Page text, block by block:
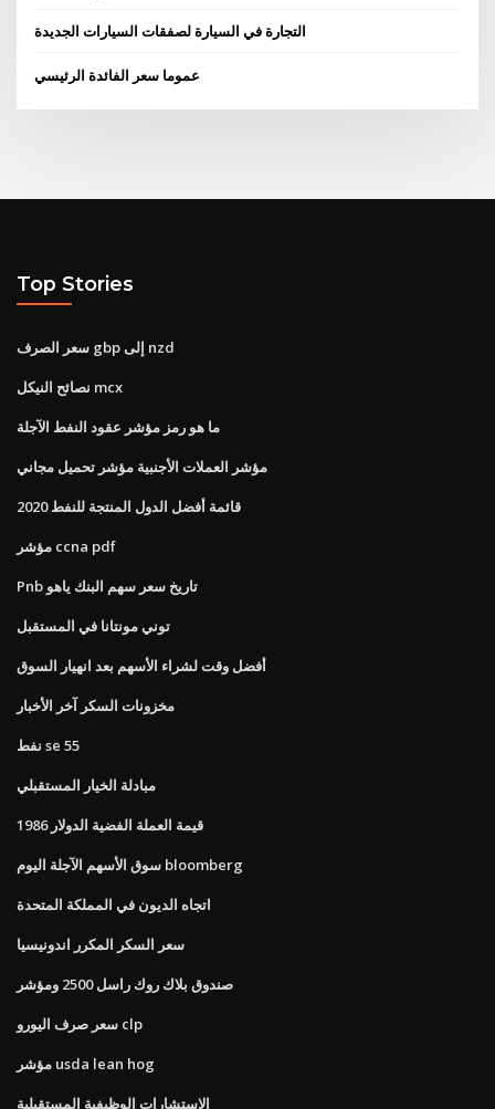
التجارة في السيارة لصفقات السيارات الجديدة
عموما سعر الفائدة الرئيسي
Top Stories
سعر الصرف gbp إلى nzd
نصائح النيكل mcx
ما هو رمز مؤشر عقود النفط الآجلة
مؤشر العملات الأجنبية مؤشر تحميل مجاني
قائمة أفضل الدول المنتجة للنفط 2020
مؤشر ccna pdf
Pnb تاريخ سعر سهم البنك ياهو
توني مونتانا في المستقبل
أفضل وقت لشراء الأسهم بعد انهيار السوق
مخزونات السكر آخر الأخبار
نفط se 55
مبادلة الخيار المستقبلي
قيمة العملة الفضية الدولار 1986
سوق الأسهم الآجلة اليوم bloomberg
اتجاه الديون في المملكة المتحدة
سعر السكر المكرر اندونيسيا
صندوق بلاك روك راسل 2500 ومؤشر
سعر صرف اليورو clp
مؤشر usda lean hog
الاستشارات الوظيفية المستقبلية